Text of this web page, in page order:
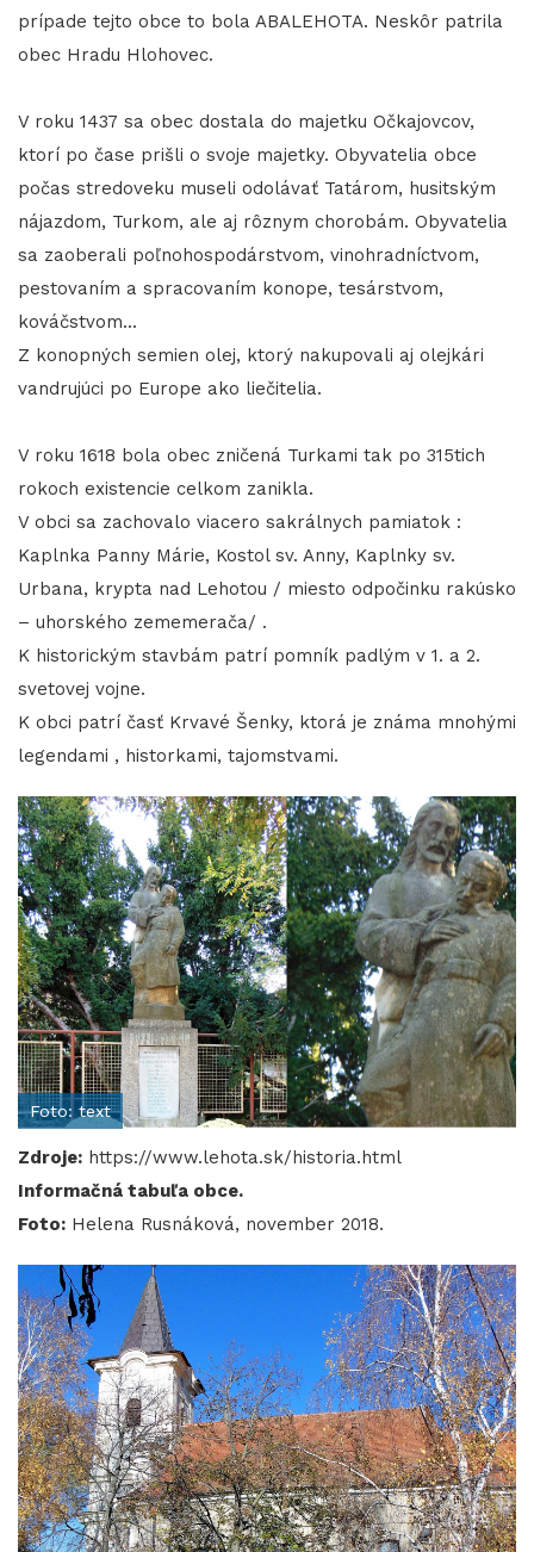
prípade tejto obce to bola ABALEHOTA. Neskôr patrila
obec Hradu Hlohovec.
V roku 1437 sa obec dostala do majetku Očkajovcov,
ktorí po čase prišli o svoje majetky. Obyvatelia obce
počas stredoveku museli odolávať Tatárom, husitským
nájazdom, Turkom, ale aj rôznym chorobám. Obyvatelia
sa zaoberali poľnohospodárstvom, vinohradníctvom,
pestovaním a spracovaním konope, tesárstvom,
kováčstvom...
Z konopných semien olej, ktorý nakupovali aj olejkári
vandrujúci po Europe ako liečitelia.
V roku 1618 bola obec zničená Turkami tak po 315tich
rokoch existencie celkom zanikla.
V obci sa zachovalo viacero sakrálnych pamiatok :
Kaplnka Panny Márie, Kostol sv. Anny, Kaplnky sv.
Urbana, krypta nad Lehotou / miesto odpočinku rakúsko
– uhorského zememerača/ .
K historickým stavbám patrí pomník padlým v 1. a 2.
svetovej vojne.
K obci patrí časť Krvavé Šenky, ktorá je známa mnohými
legendami , historkami, tajomstvami.
Foto: text
Zdroje: https://www.lehota.sk/historia.html
Informačná tabuľa obce.
Foto: Helena Rusnáková, november 2018.